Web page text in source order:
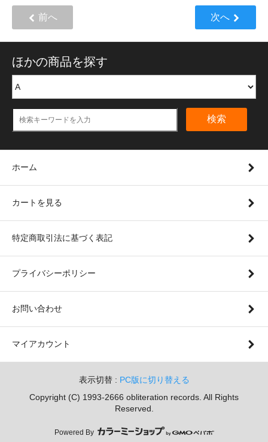
前へ 次へ
ほかの商品を探す
検索
ホーム
カートを見る
特定商取引法に基づく表記
プライバシーポリシー
お問い合わせ
マイアカウント
表示切替 : PC版に切り替える
Copyright (C) 1993-2666 obliteration records. All Rights
Reserved.
Powered By